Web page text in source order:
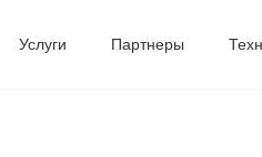
Услуги Партнеры